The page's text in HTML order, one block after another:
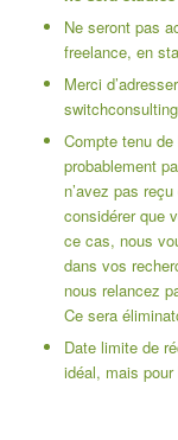
Ne seront pas
freelance, en
Merci
Compte tenu
probablement
n’avez pas
considérer que
ce cas, nous
dans vos
nous relancez
Ce sera
Date limite de
idéal, mais